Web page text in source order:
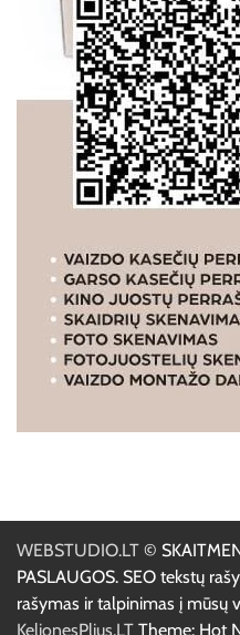
WEBSTUDIO.LT ©
PASLAUGOS. SEO tekstų
rašymas ir talpinimas į mūsų
KelionesPlius.LT Theme: Hot